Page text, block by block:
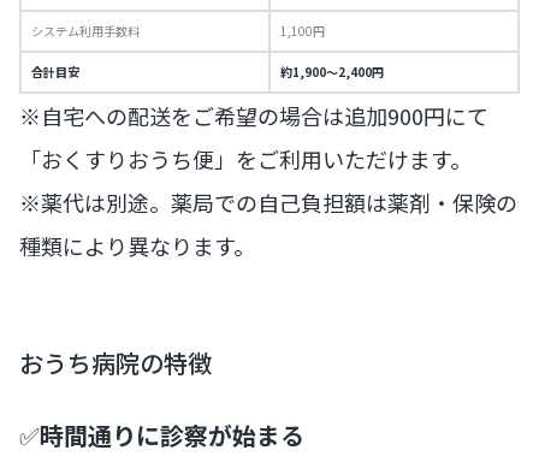
システム利用手数料 1,100円
合計目安 約1,900〜2,400円
※自宅への配送をご希望の場合は追加900円にて
「おくすりおうち便」をご利用いただけます。
※薬代は別途。薬局での自己負担額は薬剤・保険の
種類により異なります。
おうち病院の特徴
✅時間通りに診察が始まる